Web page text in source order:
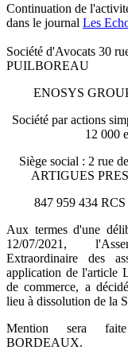
Continuation de
dans le journal Les
Société d'Avocats 30
PUILBOREAU
ENOSYS
Société par actions
12 000
Siège social : 2 rue
ARTIGUES
847 959 434
Aux termes d'une
12/07/2021,
Extraordinaire des
application de l'article
de commerce, a
lieu à dissolution de la
Mention sera
BORDEAUX.